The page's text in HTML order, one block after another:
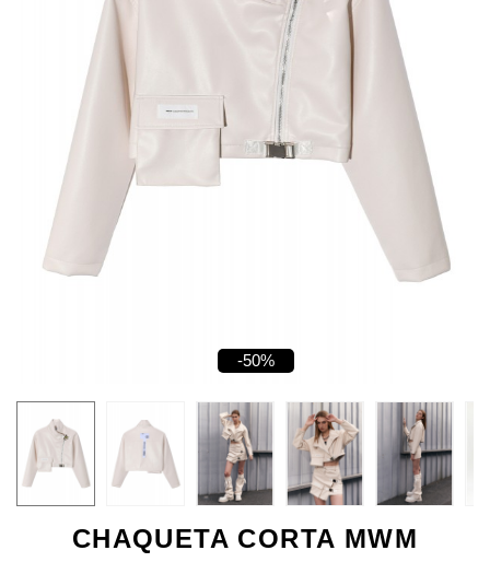
-50%
CHAQUETA CORTA MWM